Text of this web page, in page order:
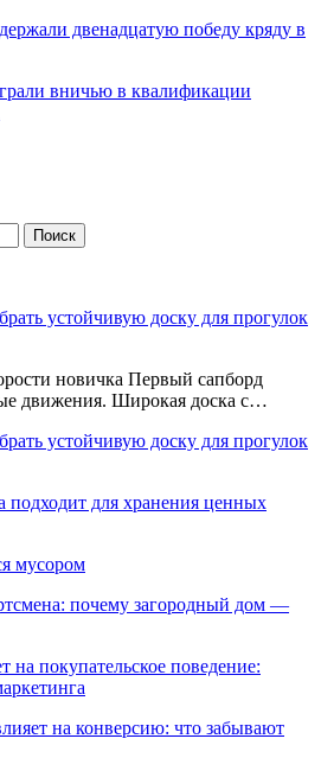
двенадцатую победу кряду в
вничью в квалификации
устойчивую доску для прогулок
новичка Первый сапборд
движения. Широкая доска с…
устойчивую доску для прогулок
подходит для хранения ценных
мусором
почему загородный дом —
на покупательское поведение:
на конверсию: что забывают